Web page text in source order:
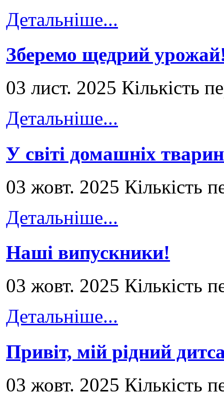
Детальніше...
Зберемо щедрий
03 лист. 2025 Кількість
Детальніше...
У світі домашніх тварин
03 жовт. 2025 Кількість
Детальніше...
Наші випускники!
03 жовт. 2025 Кількість
Детальніше...
Привіт, мій рідний
03 жовт. 2025 Кількість